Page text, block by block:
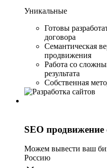
Уникальные
Готовы
договора
Семантическая
продвижения
Работа со
результата
Собственная
SEO
Можем вывести ваш
Россию